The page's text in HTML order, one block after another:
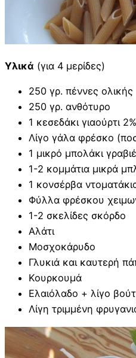
Υλικά (για 4 μερίδες)
250 γρ. πέννες ολικής
250 γρ. ανθότυρο
1 κεσεδάκι γιαούρτι 2%
Λίγο γάλα φρέσκο
1 μικρό μπολάκι
1-2 κομμάτια μικρά
1 κονσέρβα
Φύλλα φρέσκου
1-2 σκελίδες σκόρδο
Αλάτι
Μοσχοκάρυδο
Γλυκιά και καυτερή
Κουρκουμά
Ελαιόλαδο + λίγο
Λίγη τριμμένη